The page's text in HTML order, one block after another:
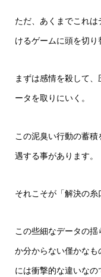
ただ、あくまでこれ
けるゲームに頭を切り
まずは感情を殺して
ータを取りにいく。
この泥臭い行動の蓄
遇する事があります。
それこそが「解決の糸
この些細なデータの
か分からない僅かなも
には衝撃的な違いなの